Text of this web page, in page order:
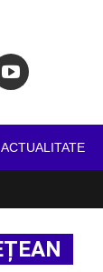
ACTUALITATE